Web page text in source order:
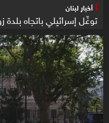
أخبار لبنان
توغّل إسرائيلي باتجاه